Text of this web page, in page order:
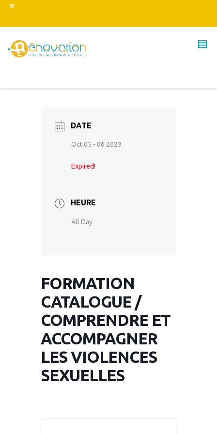
DATE
Oct 05 - 06 2023
Expired!
HEURE
All Day
FORMATION
CATALOGUE /
COMPRENDRE ET
ACCOMPAGNER
LES VIOLENCES
SEXUELLES